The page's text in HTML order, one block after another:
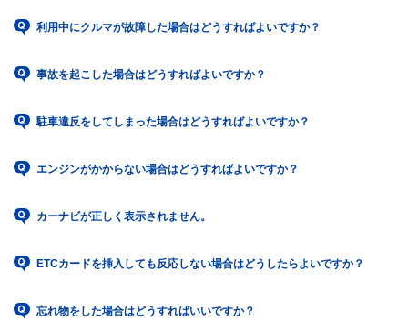
利用中にクルマが故障した場合はどうすればよいですか？
事故を起こした場合はどうすればよいですか？
駐車違反をしてしまった場合はどうすればよいですか？
エンジンがかからない場合はどうすればよいですか？
カーナビが正しく表示されません。
ETCカードを挿入しても反応しない場合はどうしたらよいですか？
忘れ物をした場合はどうすればいいですか？